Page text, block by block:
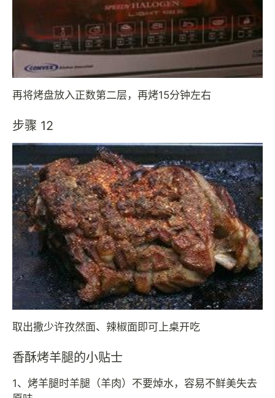
再将烤盘放入正数第二层，再烤15分钟左右
步骤 12
取出撒少许孜然面、辣椒面即可上桌开吃
香酥烤羊腿的小贴士
1、烤羊腿时羊腿（羊肉）不要焯水，容易不鲜美失去